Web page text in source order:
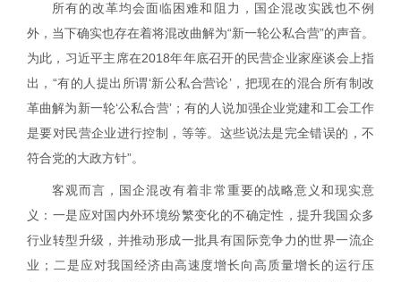
所有的改革均会面临困难和阻力，国企混改实践也不例
外，当下确实也存在着将混改曲解为“新一轮公私合营”的声音。
为此，习近平主席在2018年年底召开的民营企业家座谈会上指
出，“有的人提出所谓‘新公私合营论’，把现在的混合所有制改
革曲解为新一轮‘公私合营’；有的人说加强企业党建和工会工作
是要对民营企业进行控制，等等。这些说法是完全错误的，不
符合党的大政方针”。
客观而言，国企混改有着非常重要的战略意义和现实意
义：一是应对国内外环境纷繁变化的不确定性，提升我国众多
行业转型升级，并推动形成一批具有国际竞争力的世界一流企
业；二是应对我国经济由高速度增长向高质量增长的运行压